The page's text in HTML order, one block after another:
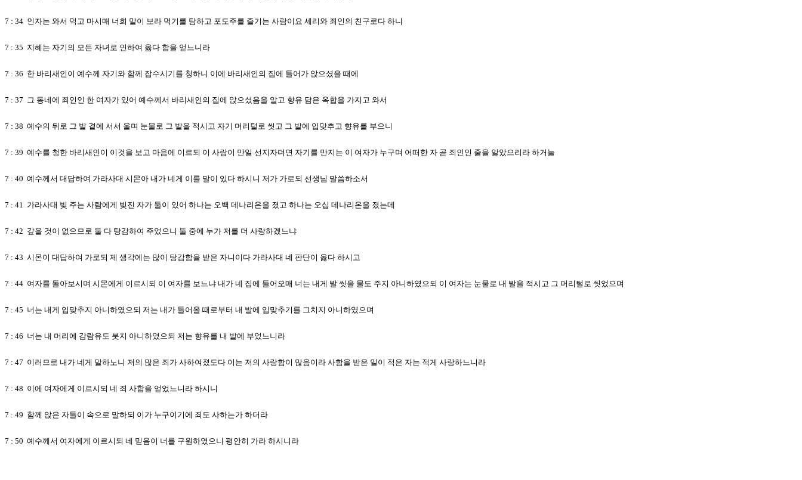
7 : 34 인자는 와서 먹고 마시매 너희 말이 보라 먹기를 탐하고 포도주를 즐기는 사람이요 세리와 죄인의 친구로다 하니
7 : 35 지혜는 자기의 모든 자녀로 인하여 옳다 함을 얻느니라
7 : 36 한 바리새인이 예수께 자기와 함께 잡수시기를 청하니 이에 바리새인의 집에 들어가 앉으셨을 때에
7 : 37 그 동네에 죄인인 한 여자가 있어 예수께서 바리새인의 집에 앉으셨음을 알고 향유 담은 옥합을 가지고 와서
7 : 38 예수의 뒤로 그 발 곁에 서서 울며 눈물로 그 발을 적시고 자기 머리털로 씻고 그 발에 입맞추고 향유를 부으니
7 : 39 예수를 청한 바리새인이 이것을 보고 마음에 이르되 이 사람이 만일 선지자더면 자기를 만지는 이 여자가 누구며 어떠한 자 곧 죄인인 줄을 알았으리라 하거늘
7 : 40 예수께서 대답하여 가라사대 시몬아 내가 네게 이를 말이 있다 하시니 저가 가로되 선생님 말씀하소서
7 : 41 가라사대 빚 주는 사람에게 빚진 자가 둘이 있어 하나는 오백 데나리온을 졌고 하나는 오십 데나리온을 졌는데
7 : 42 갚을 것이 없으므로 둘 다 탕감하여 주었으니 둘 중에 누가 저를 더 사랑하겠느냐
7 : 43 시몬이 대답하여 가로되 제 생각에는 많이 탕감함을 받은 자니이다 가라사대 네 판단이 옳다 하시고
7 : 44 여자를 돌아보시며 시몬에게 이르시되 이 여자를 보느냐 내가 네 집에 들어오매 너는 내게 발 씻을 물도 주지 아니하였으되 이 여자는 눈물로 내 발을 적시고 그 머리털로 씻었으며
7 : 45 너는 내게 입맞추지 아니하였으되 저는 내가 들어올 때로부터 내 발에 입맞추기를 그치지 아니하였으며
7 : 46 너는 내 머리에 감람유도 붓지 아니하였으되 저는 향유를 내 발에 부었느니라
7 : 47 이러므로 내가 네게 말하노니 저의 많은 죄가 사하여졌도다 이는 저의 사랑함이 많음이라 사함을 받은 일이 적은 자는 적게 사랑하느니라
7 : 48 이에 여자에게 이르시되 네 죄 사함을 얻었느니라 하시니
7 : 49 함께 앉은 자들이 속으로 말하되 이가 누구이기에 죄도 사하는가 하더라
7 : 50 예수께서 여자에게 이르시되 네 믿음이 너를 구원하였으니 평안히 가라 하시니라